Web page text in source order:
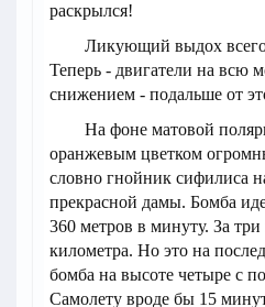
раскрылся!
Ликующий выдох всего
Теперь - двигатели на всю
снижением - подальше от
На фоне матовой
оранжевым цветком
словно гнойник сифилиса
прекрасной дамы. Бомба
360 метров в минуту. За
километра. Но это на
бомба на высоте четыре с
Самолету вроде бы 15